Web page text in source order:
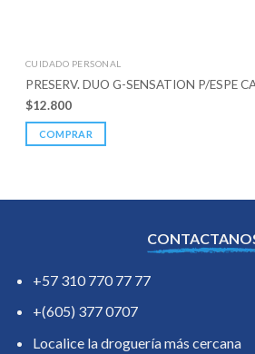
CUIDADO PERSONAL
PRESERV. DUO G-SENSATION P/ESPE
$12.800
COMPRAR
+57 310 770 77 77
+(605) 377 0707
Localice la droguería más cercana